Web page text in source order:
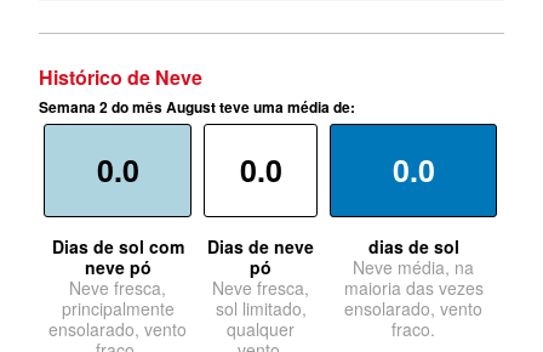
Histórico de Neve
Semana 2 do mês August teve uma média de:
0.0
Dias de sol com
neve pó
Neve fresca,
principalmente
ensolarado, vento
0.0
Dias de neve
pó
Neve fresca,
sol limitado,
qualquer
0.0
dias de sol
Neve média, na
maioria das vezes
ensolarado, vento
fraco.